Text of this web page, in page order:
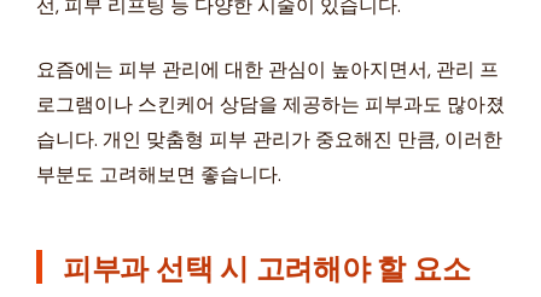
선, 피부 리프팅 등 다양한 시술이 있습니다.
요즘에는 피부 관리에 대한 관심이 높아지면서, 관리 프
로그램이나 스킨케어 상담을 제공하는 피부과도 많아졌
습니다. 개인 맞춤형 피부 관리가 중요해진 만큼, 이러한
부분도 고려해보면 좋습니다.
피부과 선택 시 고려해야 할 요소